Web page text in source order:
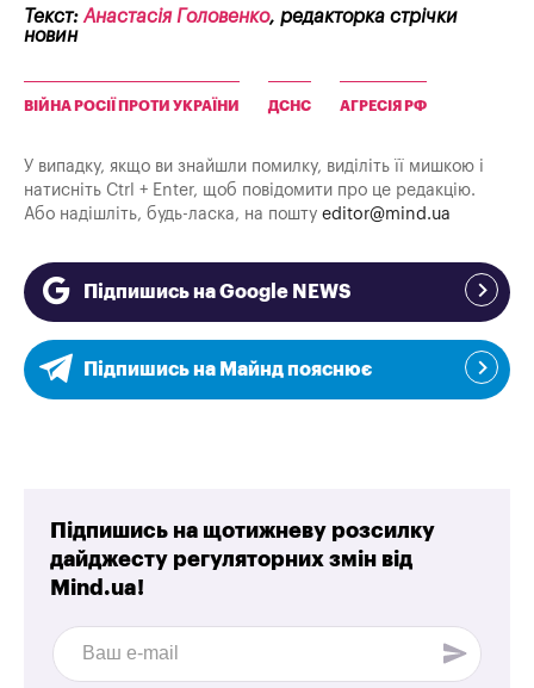
Текст:Анастасія Головенко, редакторка стрічки
новин
ВІЙНА РОСІЇ ПРОТИ УКРАЇНИ ДСНС АГРЕСІЯ РФ
У випадку, якщо ви знайшли помилку, виділіть її мишкою і
натисніть Ctrl + Enter, щоб повідомити про це редакцію.
Або надішліть, будь-ласка, на пошту editor@mind.ua
Підпишись на Google NEWS
Підпишись на Майнд пояснює
Підпишись на щотижневу розсилку
дайджесту регуляторних змін від
Mind.ua!